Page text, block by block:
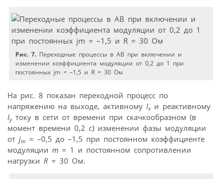
Рис. 7. Переходные процессы в АВ при включении и
изменении коэффициента модуляции от 0,2 до 1 при
постоянных jm = –1,5 и R = 30 Ом
На рис. 8 показан переходной процесс по
напряжению на выходе, активному Ixи реактивному
Iyтоку в сети от времени при скачкообразном (в
момент времени 0,2 с) изменении фазы модуляции
от jm = –0,5 до –1,5 при постоянном коэффициенте
модуляции m = 1 и постоянном сопротивлении
нагрузки R = 30 Ом.